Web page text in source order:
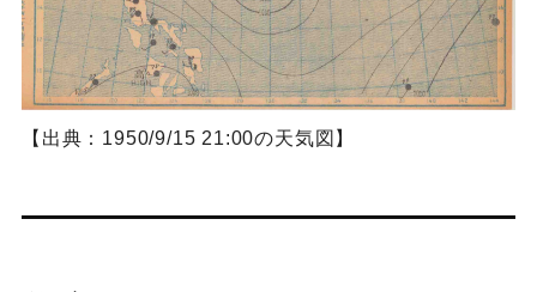
【出典：1950/9/15 21:00の天気図】